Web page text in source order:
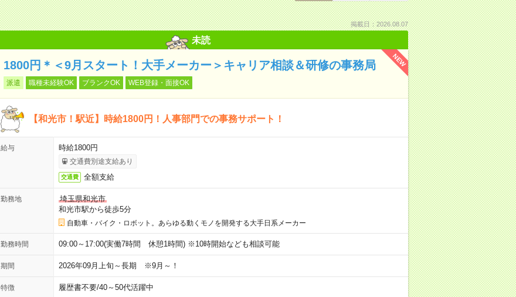
掲載日：2026.08.07
未読
NEW
1800円＊＜9月スタート！大手メーカー＞キャリア相談＆研修の事務局
派遣 職種未経験OK ブランクOK WEB登録・面接OK
【和光市！駅近】時給1800円！人事部門での事務サポート！
給与 時給1800円
交通費別途支給あり
交通費 全額支給
勤務地
埼玉県和光市
和光市駅から徒歩5分
自動車・バイク・ロボット。あらゆる動くモノを開発する大手日系メーカー
勤務時間 09:00～17:00(実働7時間 休憩1時間) ※10時開始なども相談可能
期間 2026年09月上旬～長期 ※9月～！
特徴 履歴書不要/40～50代活躍中